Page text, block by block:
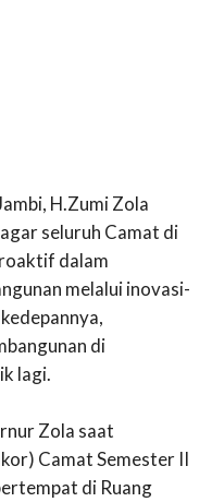
H.Zumi Zola
seluruh Camat di
dalam
melalui inovasi-
di
lagi.
Zola saat
Camat Semester II
di Ruang